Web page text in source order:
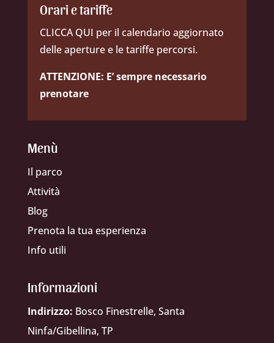
Orari e tariffe
CLICCA QUI per il calendario aggiornato
delle aperture e le tariffe percorsi.
ATTENZIONE: E’ sempre necessario
prenotare
Menù
Il parco
Attività
Blog
Prenota la tua esperienza
Info utili
Informazioni
Indirizzo: Bosco Finestrelle, Santa
Ninfa/Gibellina, TP